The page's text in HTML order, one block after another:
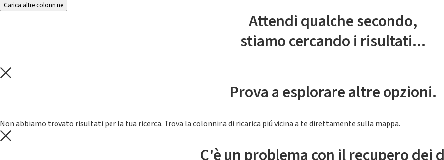
Carica altre colonnine
Attendi qualche secondo,
stiamo cercando i risultati...
Prova a esplorare altre opzioni.
Non abbiamo trovato risultati per la tua ricerca. Trova la colonnina di ricarica piú vicina a te direttamente sulla mappa.
C'è un problema con il recupero dei